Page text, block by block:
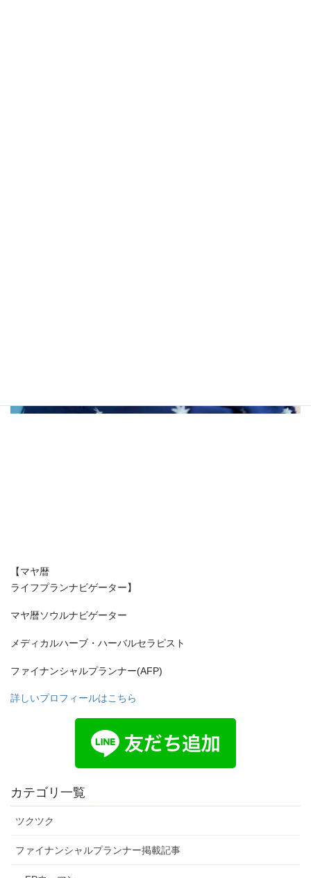
【マヤ暦
ライフプランナビゲーター】
マヤ暦ソウルナビゲーター
メディカルハーブ・ハーバルセラピスト
ファイナンシャルプランナー(AFP)
詳しいプロフィールはこちら
カテゴリ一覧
ツクツク
ファイナンシャルプランナー掲載記事